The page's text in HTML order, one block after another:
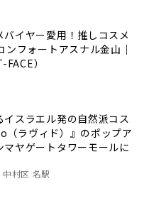
イヤー愛用！推しコスメ
フォートアスナル金山｜
）
スラエル発の自然派コス
（ラヴィド）』のポップア
マヤゲートタワーモールに
村区 名駅